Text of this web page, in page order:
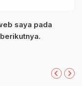
saya pada